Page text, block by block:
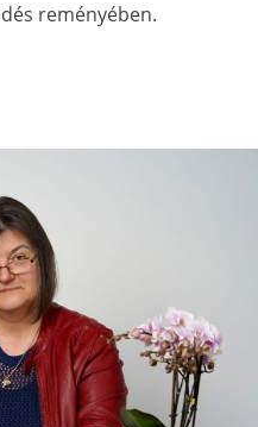
reményében.